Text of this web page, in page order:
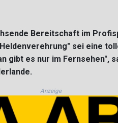
Bereitschaft im
sei eine
gibt es nur im Fernsehen",
Anzeige